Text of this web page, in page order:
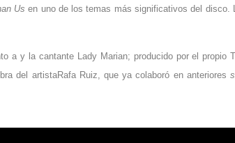
Us en uno de los temas más significativos del disco.
a y la cantante Lady Marian; producido por el propio
del artistaRafa Ruiz, que ya colaboró en anteriores